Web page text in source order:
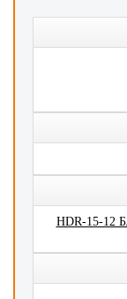
HDR-15-12